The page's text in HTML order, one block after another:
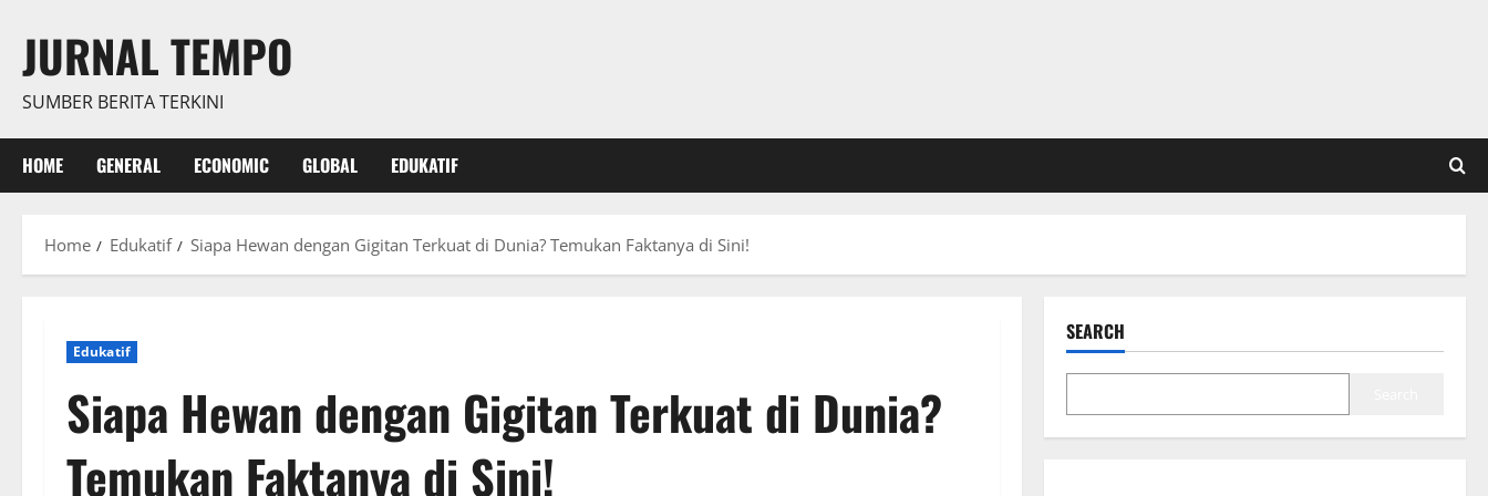
content
JURNAL TEMPO
SUMBER BERITA TERKINI
HOME GENERAL ECONOMIC GLOBAL EDUKATIF
Home Edukatif Siapa Hewan dengan Gigitan Terkuat di Dunia? Temukan Faktanya di Sini!
Edukatif
Siapa Hewan dengan Gigitan Terkuat di Dunia?
Temukan Faktanya di Sini!
SEARCH